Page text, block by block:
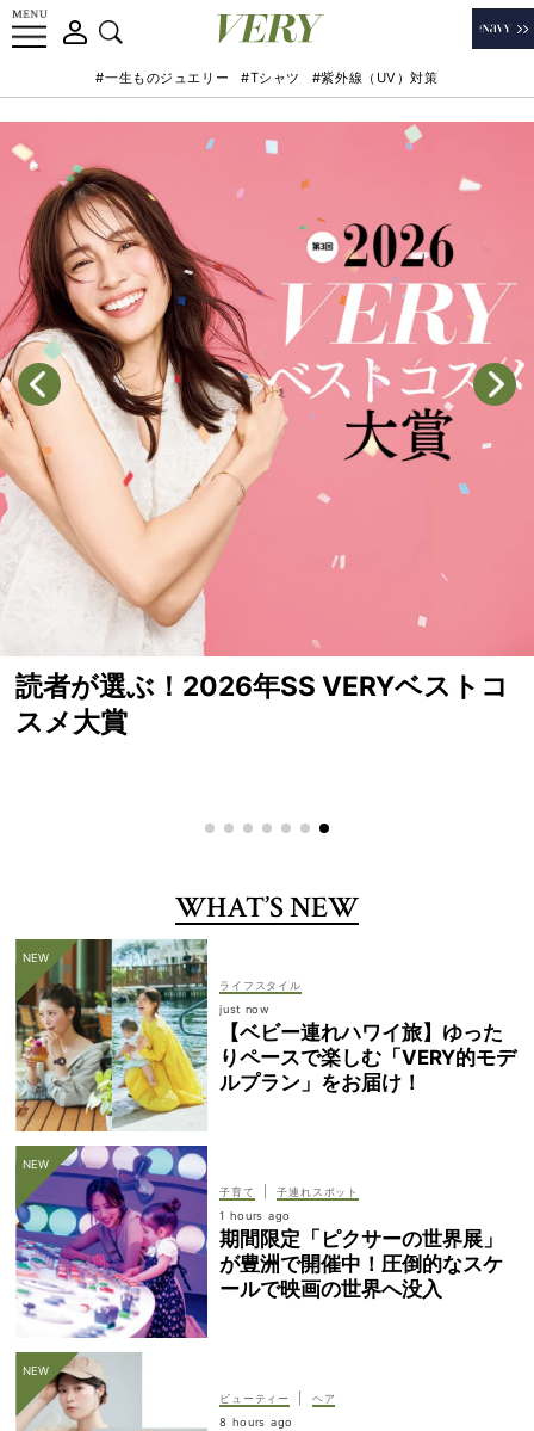
#一生ものジュエリー #Tシャツ #紫外線（UV）対策
読者が選ぶ！2026年SS VERYベストコ
スメ大賞
WHAT’S NEW
ライフスタイル
just now
【ベビー連れハワイ旅】ゆった
りペースで楽しむ「VERY的モデ
ルプラン」をお届け！
子育て
子連れスポット
1 hours ago
期間限定「ピクサーの世界展」
が豊洲で開催中！圧倒的なスケ
ールで映画の世界へ没入
ビューティー
ヘア
8 hours ago